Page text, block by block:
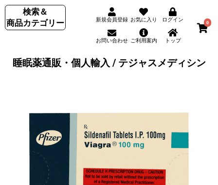
検索＆
商品カテゴリー
新規会員登録 お気に入り ログイン
お問い合わせ ご利用案内 トップ
0
睡眠薬通販・個人輸入 / テジャスメディシン